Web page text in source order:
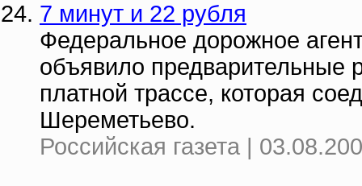
7 минут и 22 рубля
Федеральное дорожное
объявило предварительные
платной трассе, которая
Шереметьево.
Российская газета |